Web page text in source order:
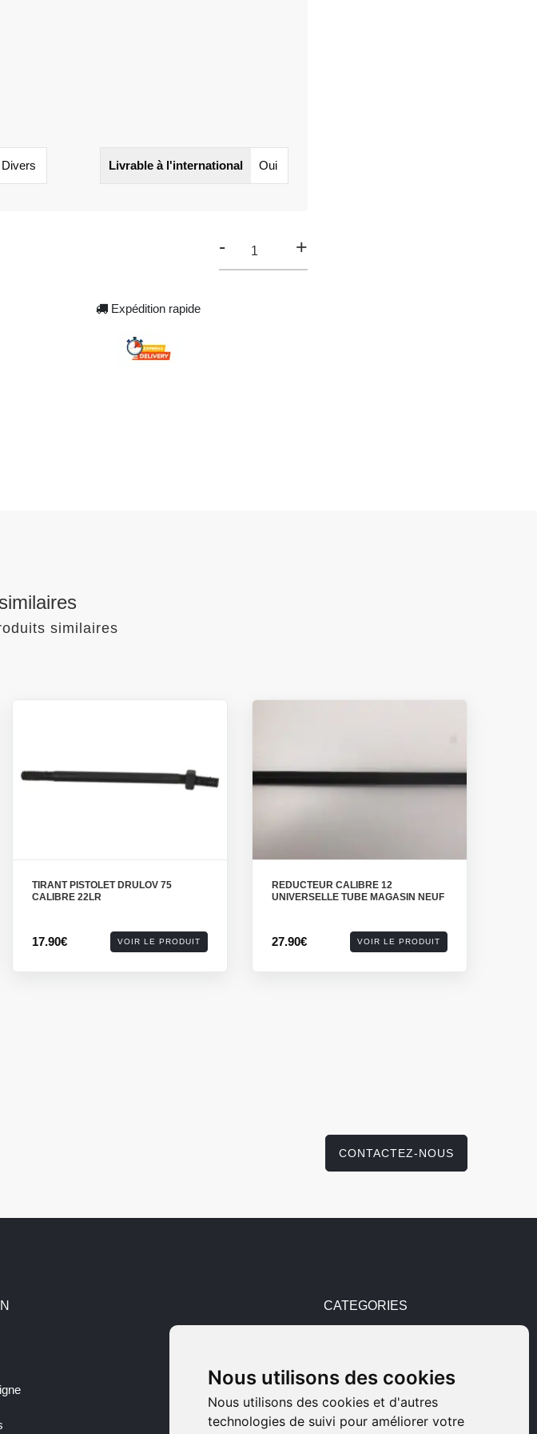
Nous utilisons des cookies
Nous utilisons des cookies et d'autres
technologies de suivi pour améliorer votre
Divers Livrable à l'international Oui
- +
Expédition rapide
similaires
TIRANT PISTOLET DRULOV 75
CALIBRE 22LR
17.90€ VOIR LE PRODUIT
REDUCTEUR CALIBRE 12
UNIVERSELLE TUBE MAGASIN NEUF
27.90€ VOIR LE PRODUIT
CONTACTEZ-NOUS
CATEGORIES
Armes d'occasions